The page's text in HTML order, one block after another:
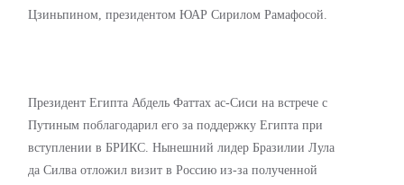
Цзиньпином, президентом ЮАР Сирилом Рамафосой.
Президент Египта Абдель Фаттах ас-Сиси на встрече с
Путиным поблагодарил его за поддержку Египта при
вступлении в БРИКС. Нынешний лидер Бразилии Лула
да Силва отложил визит в Россию из-за полученной